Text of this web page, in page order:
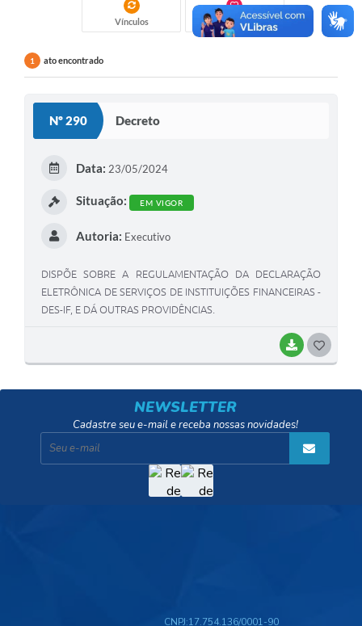
Vínculos Gostei
1 ato encontrado
Nº 290 Decreto
BAIXAR
Data: 23/05/2024
Situação: EM VIGOR
Autoria: Executivo
DISPÕE SOBRE A REGULAMENTAÇÃO DA DECLARAÇÃO
ELETRÔNICA DE SERVIÇOS DE INSTITUIÇÕES FINANCEIRAS -
DES-IF, E DÁ OUTRAS PROVIDÊNCIAS.
NEWSLETTER
Cadastre seu e-mail e receba nossas novidades!
CNPJ:17.754.136/0001-90